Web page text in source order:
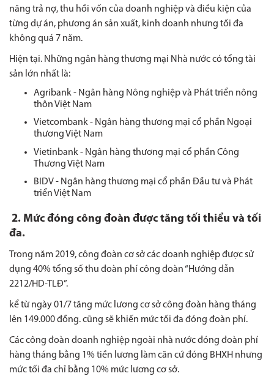
năng trả nợ, thu hồi vốn của doanh nghiệp và điều kiện của
từng dự án, phương án sản xuất, kinh doanh nhưng tối đa
không quá 7 năm.
Hiện tại. Những ngân hàng thương mại Nhà nước có tổng tài
sản lớn nhất là:
Agribank - Ngân hàng Nông nghiệp và Phát triển nông
thôn Việt Nam
Vietcombank - Ngân hàng thương mại cổ phần Ngoại
thương Việt Nam
Vietinbank - Ngân hàng thương mại cổ phần Công
Thương Việt Nam
BIDV - Ngân hàng thương mại cổ phần Đầu tư và Phát
triển Việt Nam
2. Mức đóng công đoàn được tăng tối thiểu và tối
đa.
Trong năm 2019, công đoàn cơ sở các doanh nghiệp được sử
dụng 40% tổng số thu đoàn phí công đoàn “Hướng dẫn
2212/HD-TLĐ”.
kể từ ngày 01/7 tăng mức lương cơ sở công đoàn hàng tháng
lên 149.000 đồng. cũng sẽ khiến mức tối đa đóng đoàn phí.
Các công đoàn doanh nghiệp ngoài nhà nước đóng đoàn phí
hàng tháng bằng 1% tiền lương làm căn cứ đóng BHXH nhưng
mức tối đa chỉ bằng 10% mức lương cơ sở.